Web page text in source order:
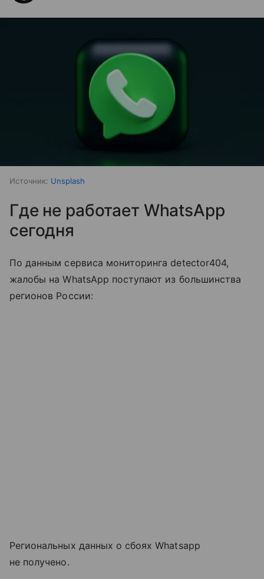
Источник: Unsplash
Где не работает WhatsApp
сегодня
По данным сервиса мониторинга detector404,
жалобы на WhatsApp поступают из большинства
регионов России:
Региональных данных о сбоях Whatsapp
не получено.